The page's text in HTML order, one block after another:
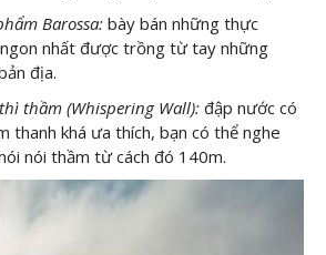
Barossa: bày bán những thực
nhất được trồng từ tay những
địa.
thầm (Whispering Wall): đập nước có
thanh khá ưa thích, bạn có thể nghe
nói thầm từ cách đó 140m.